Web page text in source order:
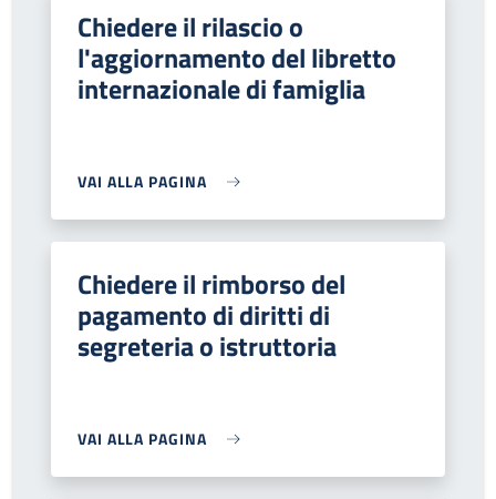
Chiedere il rilascio o
l'aggiornamento del libretto
internazionale di famiglia
VAI ALLA PAGINA
Chiedere il rimborso del
pagamento di diritti di
segreteria o istruttoria
VAI ALLA PAGINA